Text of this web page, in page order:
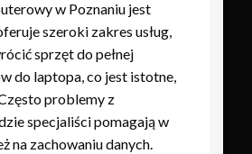
w Poznaniu jest
szeroki zakres usług,
sprzęt do pełnej
do laptopa, co jest istotne,
problemy z
specjaliści pomagają w
na zachowaniu danych.